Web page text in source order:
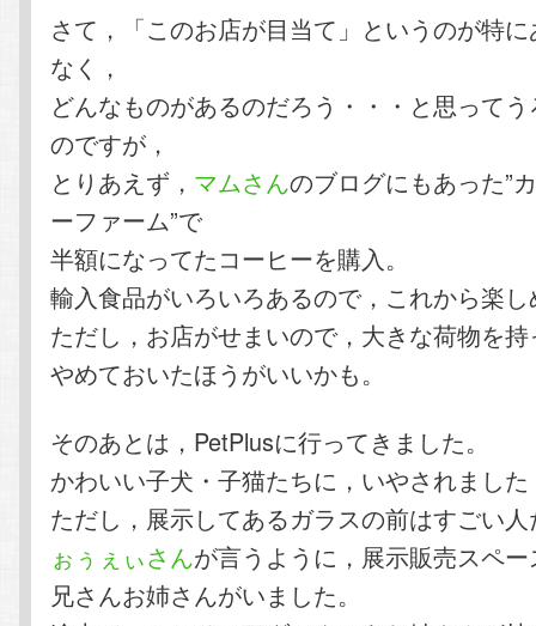
さて，「このお店が目当て」というのが特
なく，
どんなものがあるのだろう・・・と思って
のですが，
とりあえず， マムさんのブログにもあった”
ーファーム”で
半額になってたコーヒーを購入。
輸入食品がいろいろあるので，これから楽
ただし，お店がせまいので，大きな荷物を
やめておいたほうがいいかも。
そのあとは，PetPlusに行ってきました。
かわいい子犬・子猫たちに，いやされました
ただし，展示してあるガラスの前はすごい
ぉぅぇぃさんが言うように，展示販売スペ
兄さんお姉さんがいました。